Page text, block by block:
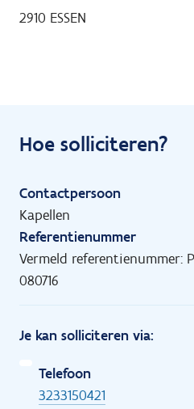
2910 ESSEN
Hoe solliciteren?
Contactpersoon
Kapellen
Referentienummer
Vermeld referentienummer:
080716
Je kan solliciteren via:
Telefoon
3233150421